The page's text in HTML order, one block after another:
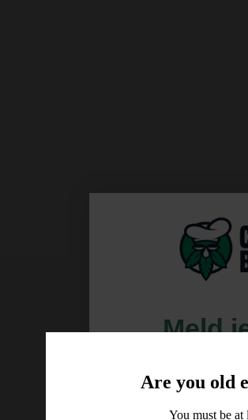
Are you old
You must be at
Meld